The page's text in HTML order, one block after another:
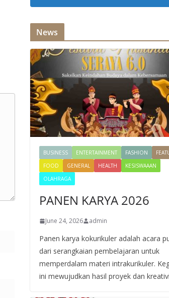
News
BUSINESS ENTERTAINMENT FASHION
FOOD
GENERAL HEALTH
KESISWAAAN
OLAHRAGA
PANEN KARYA 2026
June 24, 2026 admin
Panen karya kokurikuler adalah acara
dari serangkaian pembelajaran untuk
memperdalam materi intrakurikuler.
ini mewujudkan hasil proyek dan